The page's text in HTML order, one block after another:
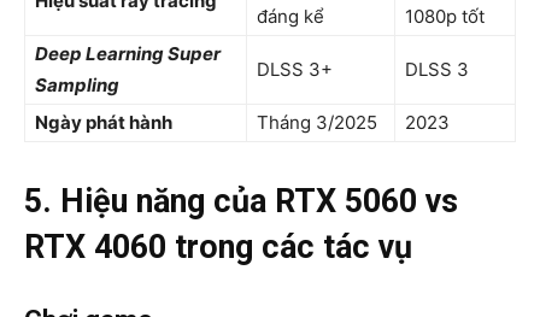
đáng kể
1080p tốt
Deep Learning Super
Sampling
DLSS 3+ DLSS 3
Ngày phát hành Tháng 3/2025 2023
5. Hiệu năng của RTX 5060 vs
RTX 4060 trong các tác vụ